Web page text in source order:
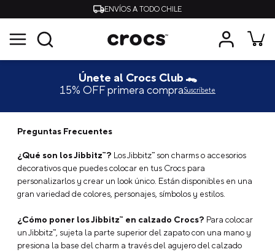
ENVÍOS A TODO CHILE
Únete al Crocs Club 🐊
15% OFF primera compraSuscríbete
Preguntas Frecuentes
¿Qué son los Jibbitz™? Los Jibbitz™ son charms o accesorios
decorativos que puedes colocar en tus Crocs para
personalizarlos y crear un look único. Están disponibles en una
gran variedad de colores, personajes, símbolos y estilos.
¿Cómo poner los Jibbitz™ en calzado Crocs? Para colocar
un Jibbitz™, sujeta la parte superior del zapato con una mano y
presiona la base del charm a través del agujero del calzado